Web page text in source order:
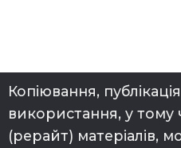
Копіювання,
використання, у тому
(рерайт) матеріалів,